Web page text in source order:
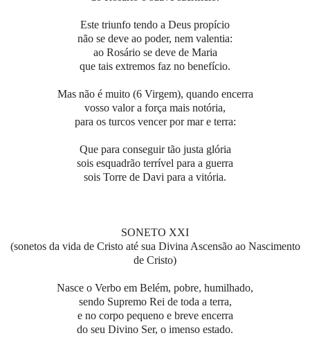
Este triunfo tendo a Deus propício
não se deve ao poder, nem valentia:
ao Rosário se deve de Maria
que tais extremos faz no benefício.
Mas não é muito (6 Virgem), quando encerra
vosso valor a força mais notória,
para os turcos vencer por mar e terra:
Que para conseguir tão justa glória
sois esquadrão terrível para a guerra
sois Torre de Davi para a vitória.
SONETO XXI
(sonetos da vida de Cristo até sua Divina Ascensão ao Nascimento
de Cristo)
Nasce o Verbo em Belém, pobre, humilhado,
sendo Supremo Rei de toda a terra,
e no corpo pequeno e breve encerra
do seu Divino Ser, o imenso estado.